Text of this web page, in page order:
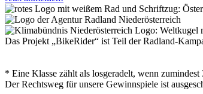
Das Projekt „BikeRider“ ist Teil der Radland-
* Eine Klasse zählt als losgeradelt, wenn
Der Rechtsweg für unsere Gewinnspiele ist